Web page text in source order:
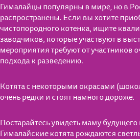
Гималайцы популярны в мире, но в
распространены. Если вы хотите
чистопородного котенка, ищите
заводчиков, которые участвуют в
мероприятия требуют от участников
подхода к разведению.
Котята с некоторыми окрасами
очень редки и стоят намного дороже.
Постарайтесь увидеть маму
Гималайские котята рождаются